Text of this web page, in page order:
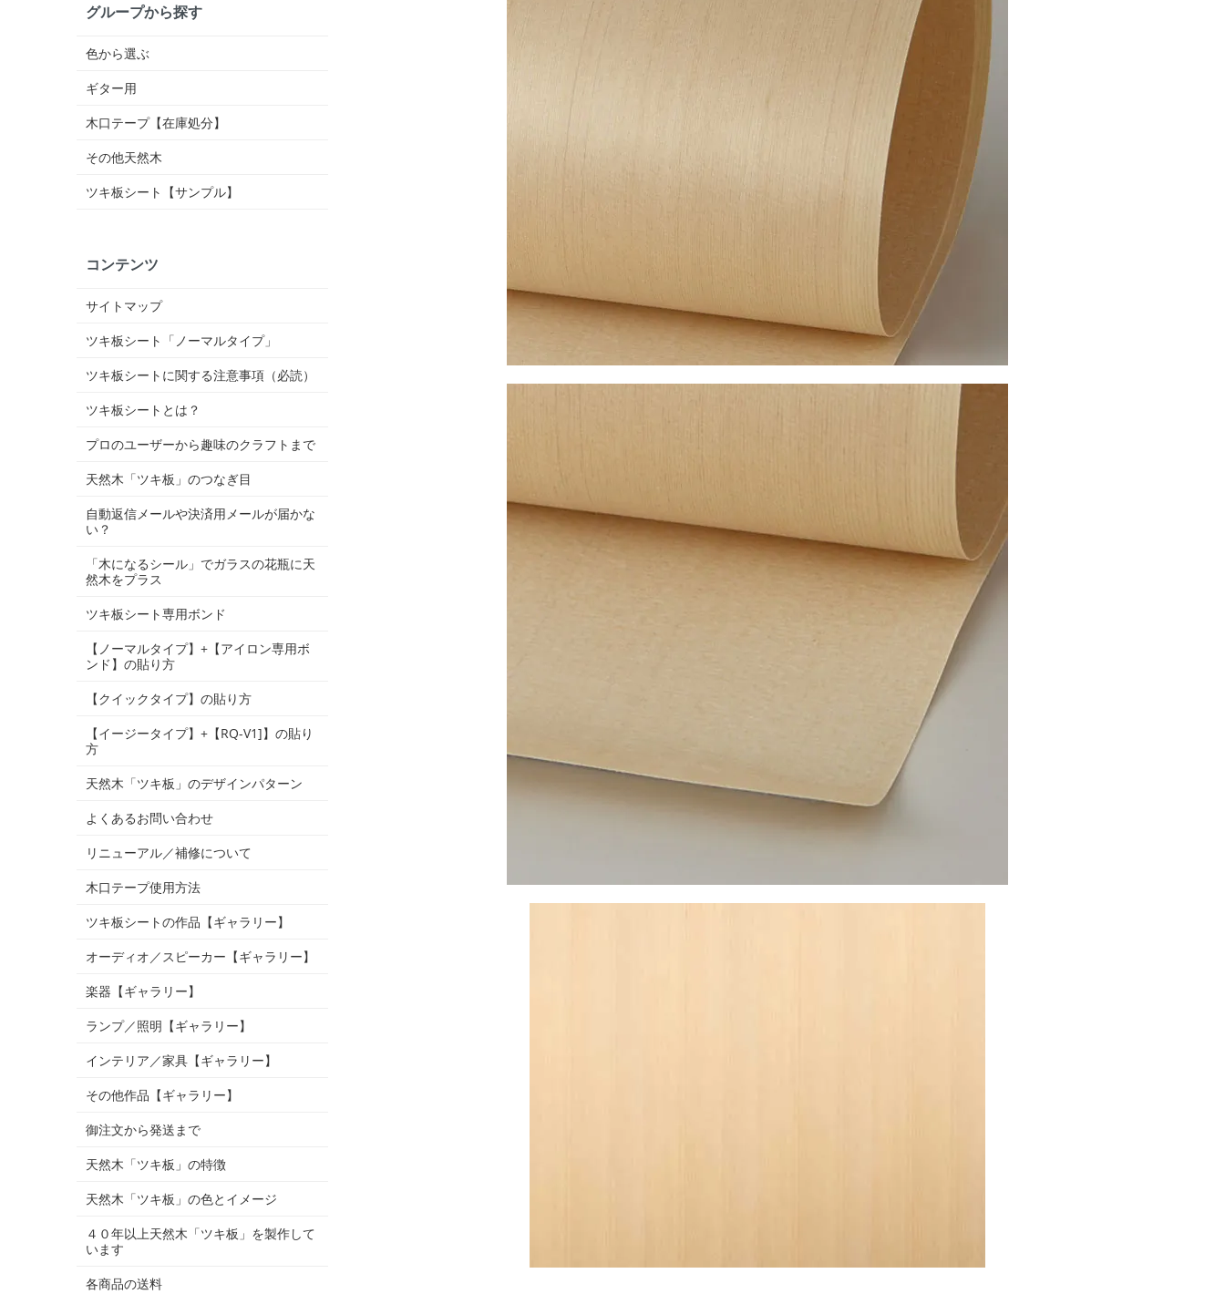
グループから探す
色から選ぶ
ギター用
木口テープ【在庫処分】
その他天然木
ツキ板シート【サンプル】
コンテンツ
サイトマップ
ツキ板シート「ノーマルタイプ」
ツキ板シートに関する注意事項（必読）
ツキ板シートとは？
プロのユーザーから趣味のクラフトまで
天然木「ツキ板」のつなぎ目
自動返信メールや決済用メールが届かな
い？
「木になるシール」でガラスの花瓶に天
然木をプラス
ツキ板シート専用ボンド
【ノーマルタイプ】+【アイロン専用ボ
ンド】の貼り方
【クイックタイプ】の貼り方
【イージータイプ】+【RQ-V1]】の貼り
方
天然木「ツキ板」のデザインパターン
よくあるお問い合わせ
リニューアル／補修について
木口テープ使用方法
ツキ板シートの作品【ギャラリー】
オーディオ／スピーカー【ギャラリー】
楽器【ギャラリー】
ランプ／照明【ギャラリー】
インテリア／家具【ギャラリー】
その他作品【ギャラリー】
御注文から発送まで
天然木「ツキ板」の特徴
天然木「ツキ板」の色とイメージ
４０年以上天然木「ツキ板」を製作して
います
各商品の送料